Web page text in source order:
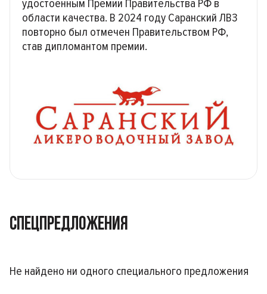
удостоенным Премии Правительства РФ в
области качества. В 2024 году Саранский ЛВЗ
повторно был отмечен Правительством РФ,
став дипломантом премии.
СПЕЦПРЕДЛОЖЕНИЯ
Не найдено ни одного специального предложения